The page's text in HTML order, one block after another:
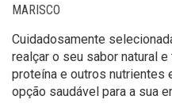
MARISCO
Cuidadosamente
realçar o seu sabor natural
proteína e outros nutrientes
opção saudável para a sua